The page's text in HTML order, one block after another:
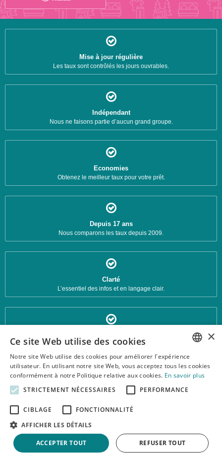
Mise à jour régulière
Les taux sont contrôlés les jours ouvrables.
Indépendant
Nous ne faisons partie d’aucun grand groupe.
Economies
Obtenez le meilleur taux pour votre prêt.
Depuis 17 ans
Nous comparons les taux depuis 2009.
Clarté
L’essentiel des infos et en langage clair.
Chaque banque a sa fiche détaillée.
© 2026 Taux-Prêt-Personnel.be : Trouvez le meilleur prêt personnel en
Belgique.
Textes et concepts protégés par copyright - Tous droits réservés.
Taux-Prêt-Personnel.be est une publication indépendante de toute société de
À propos|Plan du site|Cookies
www.credit-auto.be
FRENCH
DUTCH
×
Ce site Web utilise des cookies
Notre site Web utilise des cookies pour améliorer l'expérience
utilisateur. En utilisant notre site Web, vous acceptez tous les cookies
conformément à notre Politique relative aux cookies. En savoir plus
STRICTEMENT NÉCESSAIRES
PERFORMANCE
CIBLAGE
FONCTIONNALITÉ
AFFICHER LES DÉTAILS
ACCEPTER TOUT REFUSER TOUT